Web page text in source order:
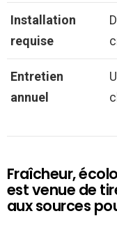
Installation
requise
Entretien
annuel
Fraîcheur,
est venue de
aux sources